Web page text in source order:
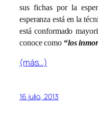
sus fichas por la
esperanza está en la
está conformado
conoce como “los
(más…)
16 julio, 2013